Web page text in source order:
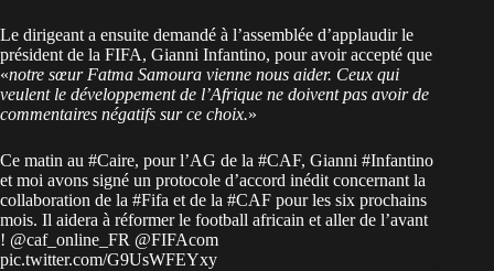
Le dirigeant a ensuite demandé à l’assemblée d’applaudir le
président de la FIFA, Gianni Infantino, pour avoir accepté que
«notre sœur Fatma Samoura vienne nous aider. Ceux qui
veulent le développement de l’Afrique ne doivent pas avoir de
commentaires négatifs sur ce choix.»
Ce matin au #Caire, pour l’AG de la #CAF, Gianni #Infantino
et moi avons signé un protocole d’accord inédit concernant la
collaboration de la #Fifa et de la #CAF pour les six prochains
mois. Il aidera à réformer le football africain et aller de l’avant
! @caf_online_FR @FIFAcom
pic.twitter.com/G9UsWFEYxy